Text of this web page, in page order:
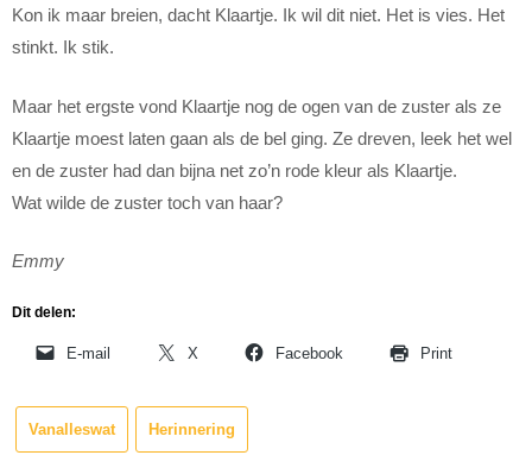
Kon ik maar breien, dacht Klaartje. Ik wil dit niet. Het is vies. Het
stinkt. Ik stik.
Maar het ergste vond Klaartje nog de ogen van de zuster als ze
Klaartje moest laten gaan als de bel ging. Ze dreven, leek het wel
en de zuster had dan bijna net zo’n rode kleur als Klaartje.
Wat wilde de zuster toch van haar?
Emmy
Dit delen:
E-mail X Facebook Print
Vanalleswat Herinnering